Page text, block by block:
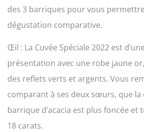
des 3 barriques pour vous
dégustation comparative.
Œil : La Cuvée Spéciale 2022 est
présentation avec une robe jaune
des reflets verts et argents. Vous
comparant à ses deux sœurs, que la
barrique d’acacia est plus foncée et
18 carats.